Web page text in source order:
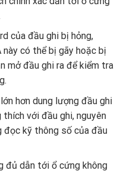
của đầu ghi bị hỏng,
có thể bị gãy hoặc bị
mở đầu ghi ra để kiểm tra
hơn dung lượng đầu ghi
với đầu ghi, nguyên
đọc kỹ thông số của đầu
đủ dẫn tới ổ cứng không